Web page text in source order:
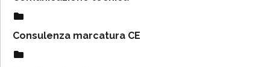
Consulenza marcatura CE